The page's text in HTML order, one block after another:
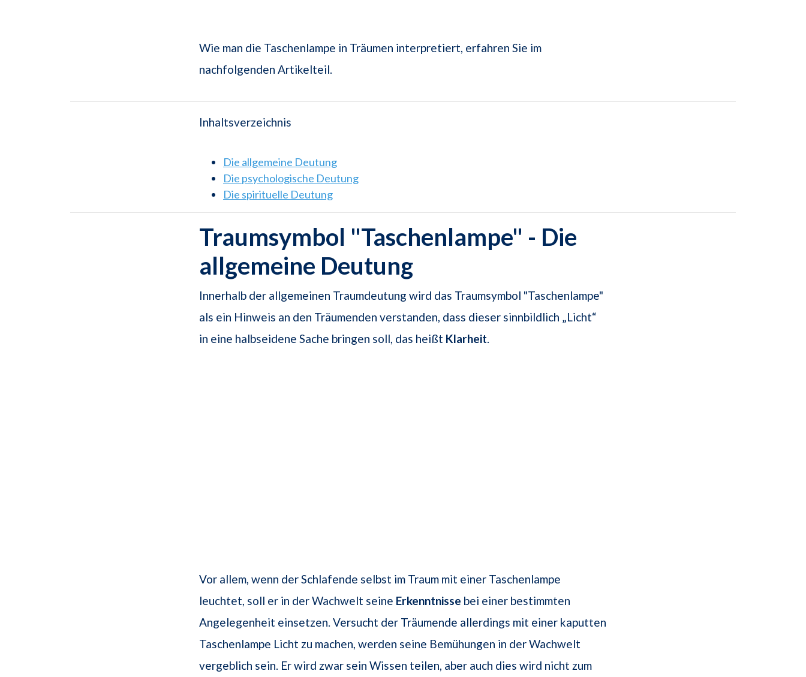
Wie man die Taschenlampe in Träumen interpretiert, erfahren Sie im
nachfolgenden Artikelteil.
Inhaltsverzeichnis
Die allgemeine Deutung
Die psychologische Deutung
Die spirituelle Deutung
Traumsymbol "Taschenlampe" - Die
allgemeine Deutung
Innerhalb der allgemeinen Traumdeutung wird das Traumsymbol "Taschenlampe"
als ein Hinweis an den Träumenden verstanden, dass dieser sinnbildlich „Licht“
in eine halbseidene Sache bringen soll, das heißt Klarheit.
Vor allem, wenn der Schlafende selbst im Traum mit einer Taschenlampe
leuchtet, soll er in der Wachwelt seine Erkenntnisse bei einer bestimmten
Angelegenheit einsetzen. Versucht der Träumende allerdings mit einer kaputten
Taschenlampe Licht zu machen, werden seine Bemühungen in der Wachwelt
vergeblich sein. Er wird zwar sein Wissen teilen, aber auch dies wird nicht zum